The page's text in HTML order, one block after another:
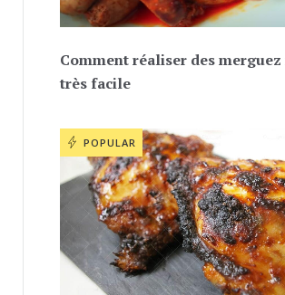
Comment réaliser des
très facile
POPULAR